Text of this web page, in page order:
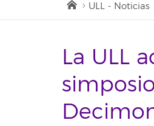
ULL - Noticias
La ULL